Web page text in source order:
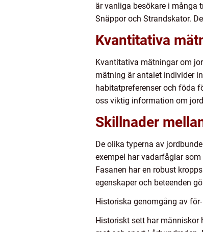
är vanliga besökare i många
Snäppor och Strandskator.
Kvantitativa
Kvantitativa mätningar om
mätning är antalet individer
habitatpreferenser och föda
oss viktig information om
Skillnader
De olika typerna av
exempel har vadarfåglar
Fasanen har en robust
egenskaper och beteenden
Historiska genomgång av
Historiskt sett har människor